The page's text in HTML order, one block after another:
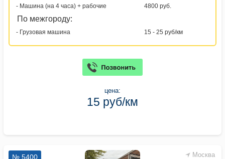
- Машина (на 4 часа) + рабочие
4800 руб.
По межгороду:
- Грузовая машина 15 - 25 руб/км
цена:
15 руб/км
Москва
№ 5400